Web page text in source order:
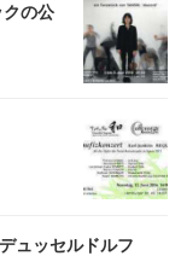
クの公
ュッセルドルフ